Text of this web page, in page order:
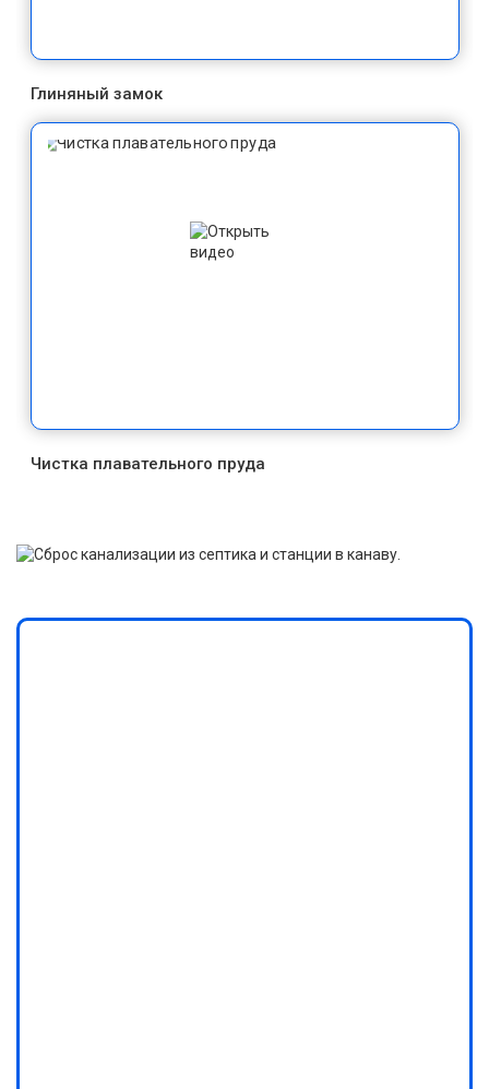
Глиняный замок
Чистка плавательного пруда